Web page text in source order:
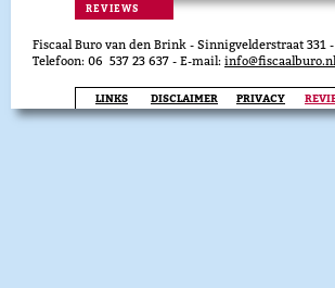
Fiscaal Buro van den Brink - Sinnigvelderstraat 331 -
Telefoon: 06 537 23 637 - E-mail: info@fiscaalburo.nl
DISCLAIMER
LINKS PRIVACY
REVIEWS